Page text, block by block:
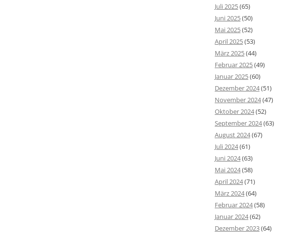
Juli 2025(65)
Juni 2025(50)
Mai 2025(52)
April 2025(53)
März 2025(44)
Februar 2025(49)
Januar 2025(60)
Dezember 2024(51)
November 2024(47)
Oktober 2024(52)
September 2024(63)
August 2024(67)
Juli 2024(61)
Juni 2024(63)
Mai 2024(58)
April 2024(71)
März 2024(64)
Februar 2024(58)
Januar 2024(62)
Dezember 2023(64)